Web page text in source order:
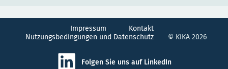
Impressum
Kontakt
Nutzungsbedingungen und Datenschutz
© KiKA 2026
Folgen Sie uns auf LinkedIn